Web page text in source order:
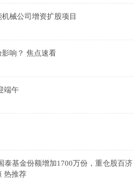
械公司增资扩股项目
响？ 焦点速看
端午
泰基金份额增加1700万份，重仓股百济
热推荐